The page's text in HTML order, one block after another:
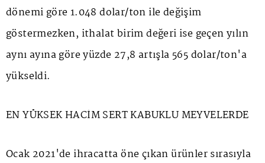
dönemi göre 1.048 dolar/ton ile değişim
göstermezken, ithalat birim değeri ise geçen yılın
aynı ayına göre yüzde 27,8 artışla 565 dolar/ton'a
yükseldi.
EN YÜKSEK HACİM SERT KABUKLU MEYVELERDE
Ocak 2021'de ihracatta öne çıkan ürünler sırasıyla